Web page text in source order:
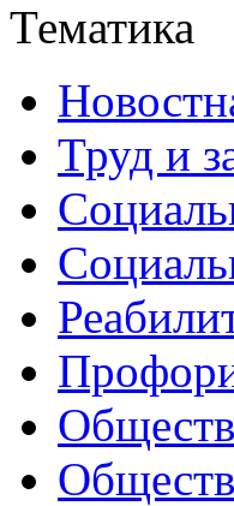
Тематика
Труд и